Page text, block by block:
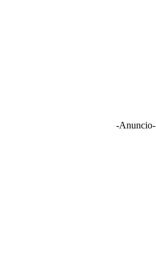
-Anuncio-